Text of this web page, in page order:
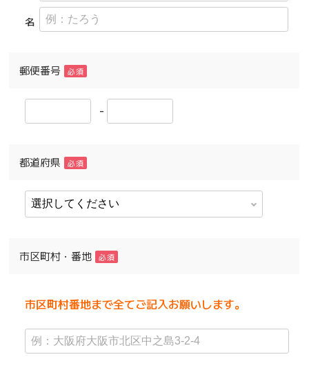
名
郵便番号 必須
-
都道府県 必須
市区町村・番地 必須
市区町村番地まで全てご記入お願いします。